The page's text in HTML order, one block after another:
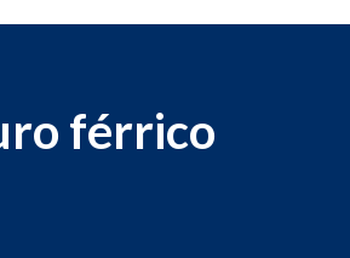
férrico